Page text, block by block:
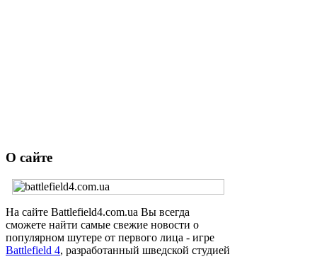
О сайте
На сайте Battlefield4.com.ua Вы всегда
сможете найти самые свежие новости о
популярном шутере от первого лица - игре
Battlefield 4, разработанный шведской студией